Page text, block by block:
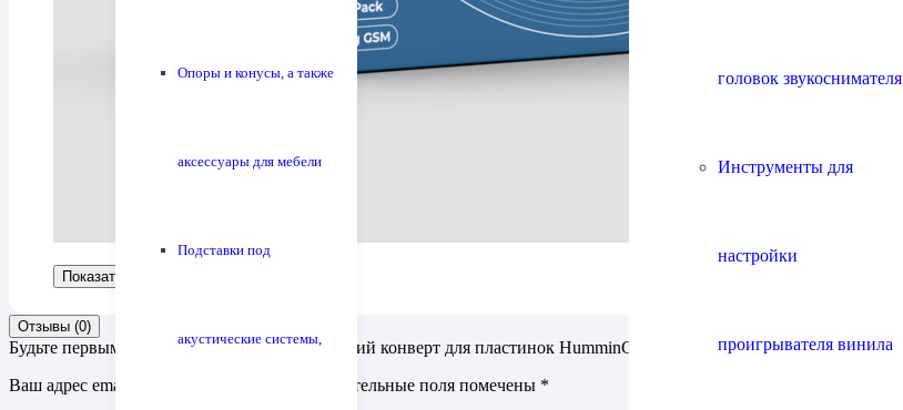
Опоры и конусы, а также
аксессуары для мебели
Подставки под
акустические системы,
головок звукоснимателя
Инструменты для
настройки
проигрывателя винила
Показать больше
Отзывы (0)
Будьте первым, кто оставил отзыв на “Внешний конверт для пластинок HumminGuru (25 шт.)”
Ваш адрес email не будет опубликован.
Обязательные поля помечены *